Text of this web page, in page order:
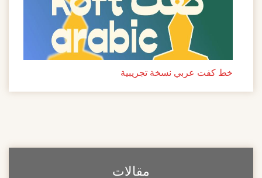
خط كفت عربي نسخة تجريبية
مقالات